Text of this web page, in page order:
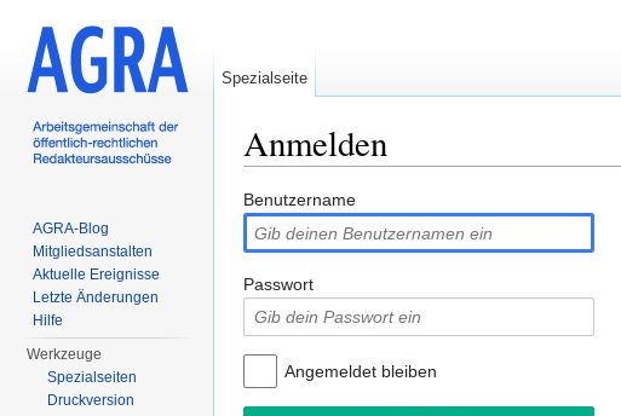
Anmelden
Benutzername
Passwort
Angemeldet bleiben
Spezialseite
AGRA-Blog
Mitgliedsanstalten
Aktuelle Ereignisse
Letzte Änderungen
Hilfe
Werkzeuge
Spezialseiten
Druckversion